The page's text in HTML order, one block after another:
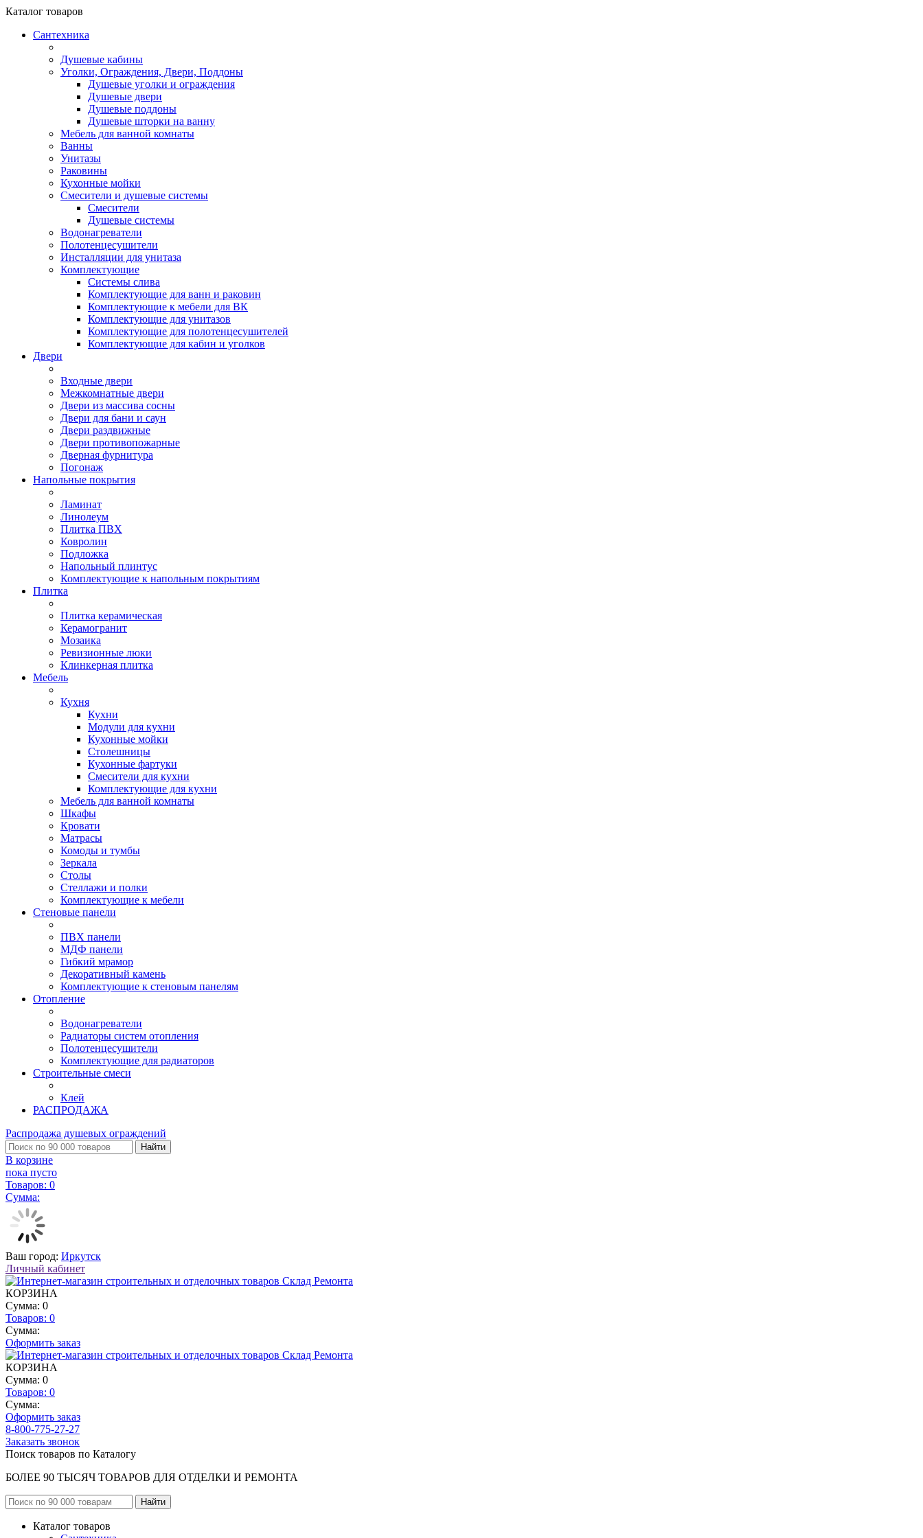
Каталог товаров
Сантехника
Душевые кабины
Уголки, Ограждения, Двери, Поддоны
Душевые уголки и ограждения
Душевые двери
Душевые поддоны
Душевые шторки на ванну
Мебель для ванной комнаты
Ванны
Унитазы
Раковины
Кухонные мойки
Смесители и душевые системы
Смесители
Душевые системы
Водонагреватели
Полотенцесушители
Инсталляции для унитаза
Комплектующие
Системы слива
Комплектующие для ванн и раковин
Комплектующие к мебели для ВК
Комплектующие для унитазов
Комплектующие для полотенцесушителей
Комплектующие для кабин и уголков
Двери
Входные двери
Межкомнатные двери
Двери из массива сосны
Двери для бани и саун
Двери раздвижные
Двери противопожарные
Дверная фурнитура
Погонаж
Напольные покрытия
Ламинат
Линолеум
Плитка ПВХ
Ковролин
Подложка
Напольный плинтус
Комплектующие к напольным покрытиям
Плитка
Плитка керамическая
Керамогранит
Мозаика
Ревизионные люки
Клинкерная плитка
Мебель
Кухня
Кухни
Модули для кухни
Кухонные мойки
Столешницы
Кухонные фартуки
Смесители для кухни
Комплектующие для кухни
Мебель для ванной комнаты
Шкафы
Кровати
Матрасы
Комоды и тумбы
Зеркала
Столы
Стеллажи и полки
Комплектующие к мебели
Стеновые панели
ПВХ панели
МДФ панели
Гибкий мрамор
Декоративный камень
Комплектующие к стеновым панелям
Отопление
Водонагреватели
Радиаторы систем отопления
Полотенцесушители
Комплектующие для радиаторов
Строительные смеси
Клей
РАСПРОДАЖА
Распродажа душевых ограждений
Найти
В корзине
пока пусто
Товаров: 0
Сумма:
Ваш город: Иркутск
Личный кабинет
КОРЗИНА
Сумма: 0
Товаров: 0
Сумма:
Оформить заказ
КОРЗИНА
Сумма: 0
Товаров: 0
Сумма:
Оформить заказ
8-800-775-27-27
Заказать звонок
Поиск товаров по Каталогу
БОЛЕЕ 90 ТЫСЯЧ ТОВАРОВ ДЛЯ ОТДЕЛКИ И РЕМОНТА
Каталог товаров